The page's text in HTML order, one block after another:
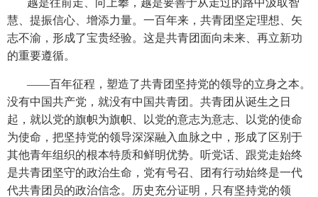
越是往前走、向上攀，越是要善于从走过的路中汲取智
慧、提振信心、增添力量。一百年来，共青团坚定理想、矢
志不渝，形成了宝贵经验。这是共青团面向未来、再立新功
的重要遵循。
——百年征程，塑造了共青团坚持党的领导的立身之本。
没有中国共产党，就没有中国共青团。共青团从诞生之日
起，就以党的旗帜为旗帜、以党的意志为意志、以党的使命
为使命，把坚持党的领导深深融入血脉之中，形成了区别于
其他青年组织的根本特质和鲜明优势。听党话、跟党走始终
是共青团坚守的政治生命，党有号召、团有行动始终是一代
代共青团员的政治信念。历史充分证明，只有坚持党的领